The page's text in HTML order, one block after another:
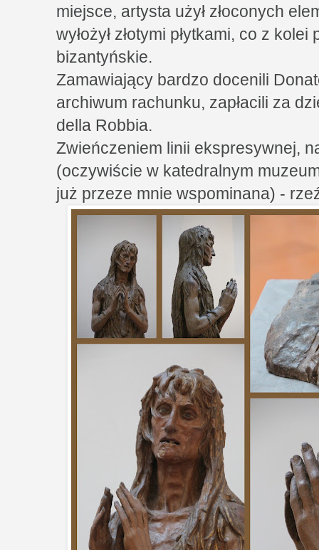
miejsce, artysta użył złoconych
wyłożył złotymi płytkami, co z
bizantyńskie.
Zamawiający bardzo docenili
archiwum rachunku, zapłacili za
della Robbia.
Zwieńczeniem linii ekspresywnej,
(oczywiście w katedralnym
już przeze mnie wspominana) -